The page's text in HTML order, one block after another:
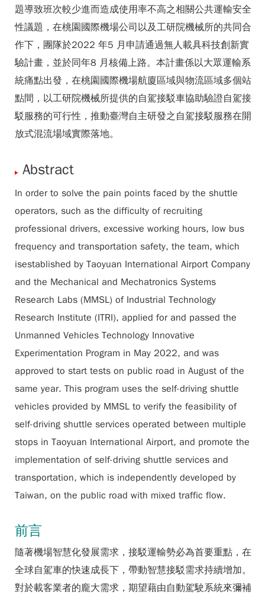
題導致班次較少進而造成使用率不高之相關公共運輸安全
性議題，在桃園國際機場公司以及工研院機械所的共同合
作下，團隊於2022 年5 月申請通過無人載具科技創新實
驗計畫，並於同年8 月核備上路。本計畫係以大眾運輸系
統痛點出發，在桃園國際機場航廈區域與物流區域多個站
點間，以工研院機械所提供的自駕接駁車協助驗證自駕接
駁服務的可行性，推動臺灣自主研發之自駕接駁服務在開
放式混流場域實際落地。
Abstract
In order to solve the pain points faced by the shuttle
operators, such as the difficulty of recruiting
professional drivers, excessive working hours, low bus
frequency and transportation safety, the team, which
isestablished by Taoyuan International Airport Company
and the Mechanical and Mechatronics Systems
Research Labs (MMSL) of Industrial Technology
Research Institute (ITRI), applied for and passed the
Unmanned Vehicles Technology Innovative
Experimentation Program in May 2022, and was
approved to start tests on public road in August of the
same year. This program uses the self-driving shuttle
vehicles provided by MMSL to verify the feasibility of
self-driving shuttle services operated between multiple
stops in Taoyuan International Airport, and promote the
implementation of self-driving shuttle services and
transportation, which is independently developed by
Taiwan, on the public road with mixed traffic flow.
前言
隨著機場智慧化發展需求，接駁運輸勢必為首要重點，在
全球自駕車的快速成長下，帶動智慧接駁需求持續增加。
對於載客業者的龐大需求，期望藉由自動駕駛系統來彌補